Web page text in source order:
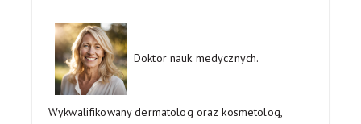
Doktor nauk medycznych.
Wykwalifikowany dermatolog oraz kosmetolog,